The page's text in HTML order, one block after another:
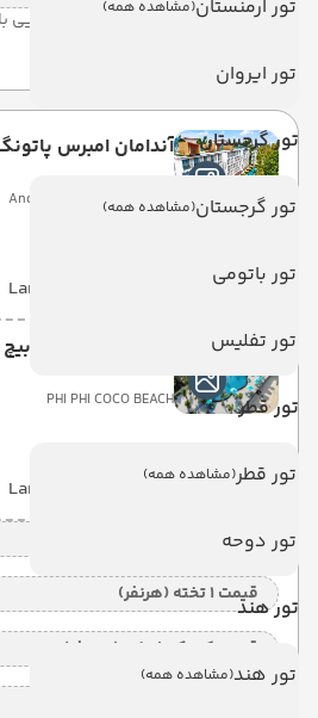
تور ارمنستان(مشاهده همه)
تور ایروان
تور گرجستان
تور گرجستان(مشاهده همه)
تور باتومی
تور تفلیس
تور قطر
تور قطر(مشاهده همه)
تور دوحه
تور هند
تور هند(مشاهده همه)
ترانسفر اختصاصی فرودگاهی و دریایی
آندامان امبرس
Andaman Embrace Patong
با صبحانه
Land View
هتل فی‌فی کوکو بیچ
PHI PHI COCO BEACH
با صبحانه Land View
قیمت 2 تخته (هرنفر)
قیمت 1 تخته (هرنفر)
قیمت کودک با تخت (هر نفر)